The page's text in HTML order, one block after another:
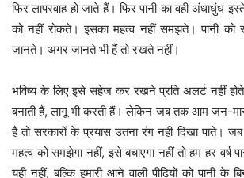
फिर लापरवाह हो जाते हैं। फिर पानी का वही अंधाधुंध
को नहीं रोकते। इसका महत्व नहीं समझते। पानी
जानते। अगर जानते भी हैं तो रखते नहीं।
भविष्य के लिए इसे सहेज कर रखने प्रति अलर्ट नहीं
बनाती हैं, लागू भी करती हैं। लेकिन जब तक आम जन-
है तो सरकारों के प्रयास उतना रंग नहीं दिखा पाते।
महत्व को समझेगा नहीं, इसे बचाएगा नहीं तो हम हर वर्ष
यही नहीं, बल्कि हमारी आने वाली पीढियों को पानी के